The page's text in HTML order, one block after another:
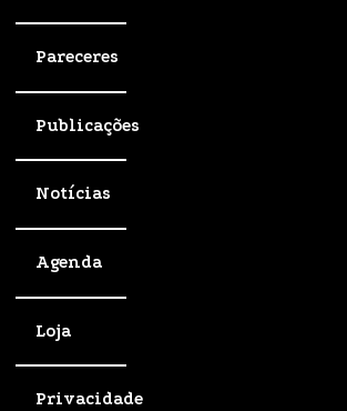
Pareceres
Publicações
Notícias
Agenda
Loja
Privacidade